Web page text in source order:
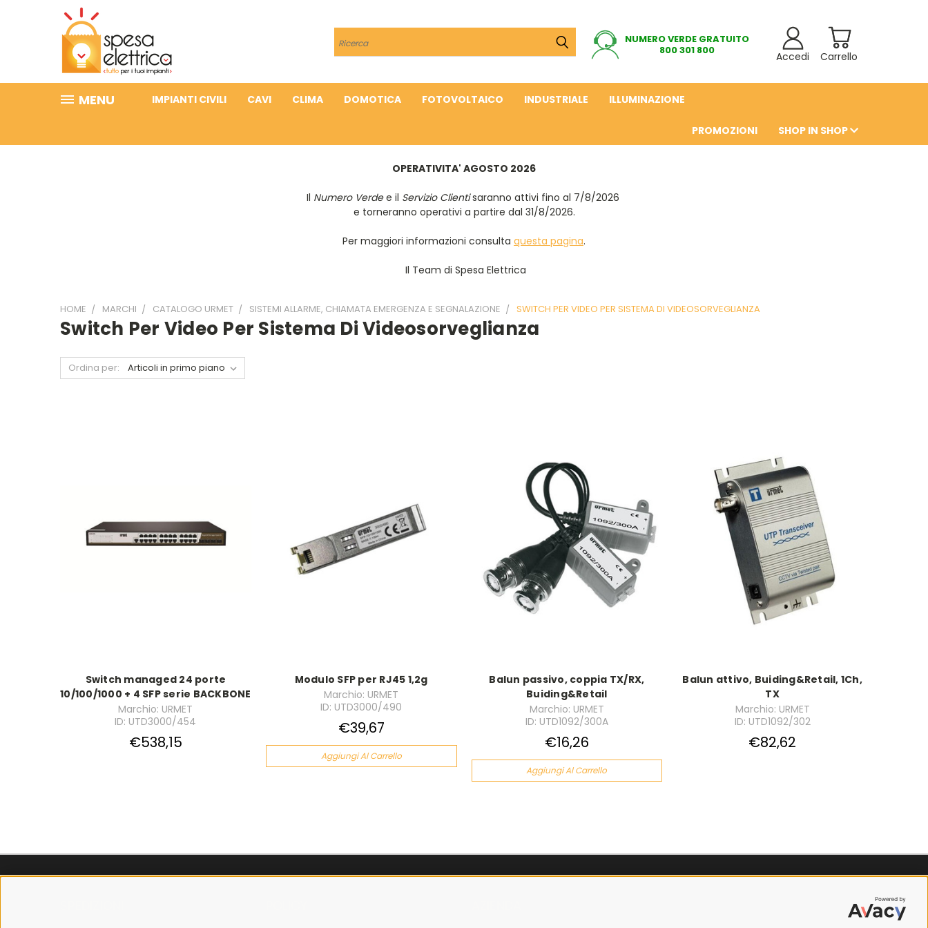
Cerca
NUMERO VERDE GRATUITO
800 301 800
Carrello
Accedi
MENU IMPIANTI CIVILI CAVI CLIMA DOMOTICA FOTOVOLTAICO INDUSTRIALE ILLUMINAZIONE
PROMOZIONI SHOP IN SHOP
OPERATIVITA' AGOSTO 2026
Il Numero Verdee il Servizio Clientisaranno attivi fino al 7/8/2026
e torneranno operativi a partire dal 31/8/2026.
Per maggiori informazioni consulta questa pagina.
Il Team di Spesa Elettrica
HOME MARCHI CATALOGO URMET SISTEMI ALLARME, CHIAMATA EMERGENZA E SEGNALAZIONE SWITCH PER VIDEO PER SISTEMA DI VIDEOSORVEGLIANZA
Switch Per Video Per Sistema Di Videosorveglianza
Ordina per:
Switch managed 24 porte
10/100/1000 + 4 SFP serie BACKBONE
Marchio: URMET
ID: UTD3000/454
€538,15
Modulo SFP per RJ45 1,2g
Marchio: URMET
ID: UTD3000/490
€39,67
Aggiungi Al Carrello
Balun passivo, coppia TX/RX,
Buiding&Retail
Marchio: URMET
ID: UTD1092/300A
€16,26
Aggiungi Al Carrello
Balun attivo, Buiding&Retail, 1Ch,
TX
Marchio: URMET
ID: UTD1092/302
€82,62